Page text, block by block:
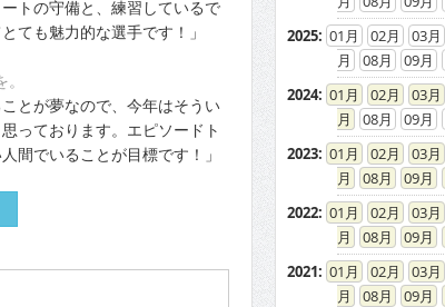
トの守備と、練習しているで
ても魅力的な選手です！」
とが夢なので、今年はそうい
っております。エピソードト
間でいることが目標です！」
2025: 01 02 03
08
09
2024: 01 02 03
08
09
2023: 01 02 03
08
09
2022: 01 02 03
08
09
2021: 01 02 03
08
09